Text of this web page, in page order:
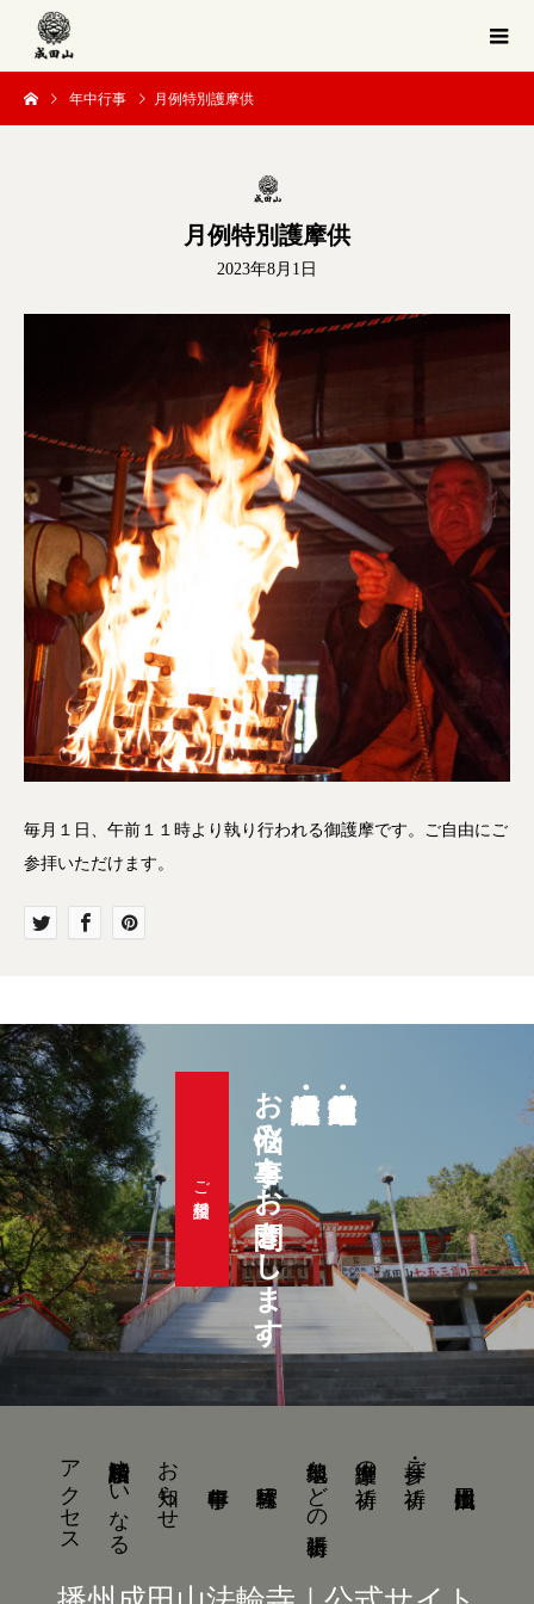
年中行事 月例特別護摩供
月例特別護摩供
2023年8月1日
毎月１日、午前１１時より執り行われる御護摩です。ご自由にご
参拝いただけます。
お悩み事をお聞きします。
ご相談受付
参拝・ご祈祷
御護摩の祈祷
地鎮祭などの出張祈祷
お知らせ
結婚相談所ゆいなる
アクセス